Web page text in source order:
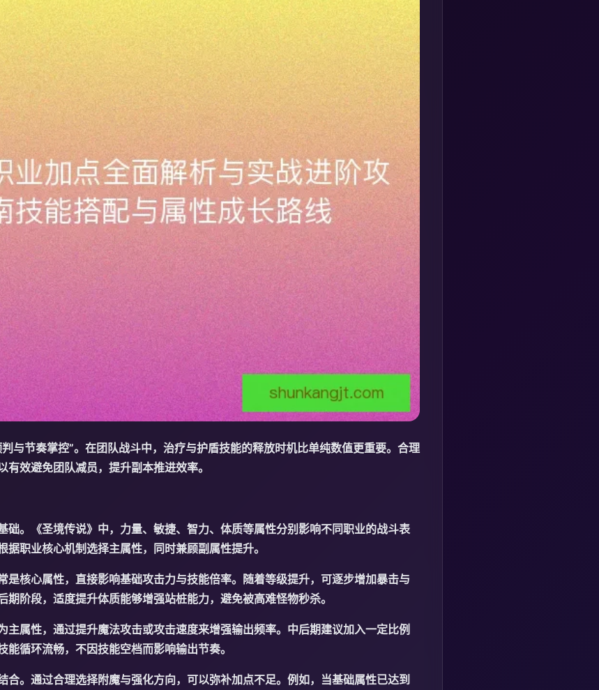
与节奏掌控”。在团队战斗中，治疗与护盾技能的释放时机比单纯数值更重要。合理
效避免团队减员，提升副本推进效率。
础。《圣境传说》中，力量、敏捷、智力、体质等属性分别影响不同职业的战斗表
职业核心机制选择主属性，同时兼顾副属性提升。
是核心属性，直接影响基础攻击力与技能倍率。随着等级提升，可逐步增加暴击与
期阶段，适度提升体质能够增强站桩能力，避免被高难怪物秒杀。
主属性，通过提升魔法攻击或攻击速度来增强输出频率。中后期建议加入一定比例
循环流畅，不因技能空档而影响输出节奏。
合。通过合理选择附魔与强化方向，可以弥补加点不足。例如，当基础属性已达到